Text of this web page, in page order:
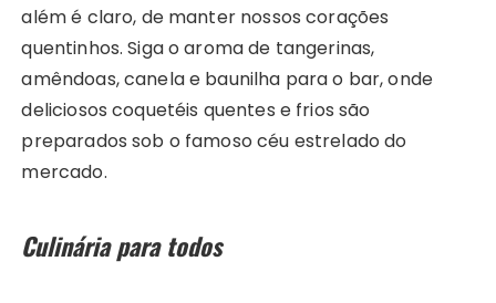
além é claro, de manter nossos corações
quentinhos. Siga o aroma de tangerinas,
amêndoas, canela e baunilha para o bar, onde
deliciosos coquetéis quentes e frios são
preparados sob o famoso céu estrelado do
mercado.
Culinária para todos